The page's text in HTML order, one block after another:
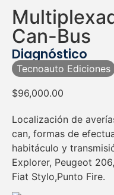
Can-Bus
Diagnóstico
Tecnoauto Ediciones
$96,000.00
Localización de
can, formas de
habitáculo y
Explorer, Peugeot
Fiat Stylo,Punto Fire.